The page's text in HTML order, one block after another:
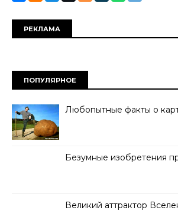
РЕКЛАМА
ПОПУЛЯРНОЕ
Любопытные факты о
Безумные изобретения
Великий аттрактор